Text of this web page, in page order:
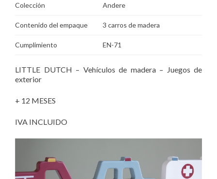
Colección Andere
Contenido del empaque 3 carros de madera
Cumplimiento EN-71
LITTLE DUTCH – Vehículos de madera – Juegos de
exterior
+ 12 MESES
IVA INCLUIDO